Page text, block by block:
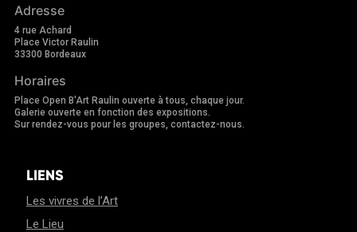
Adresse
4 rue Achard
Place Victor Raulin
33300 Bordeaux
Horaires
Place Open B'Art Raulin ouverte à tous, chaque jour.
Galerie ouverte en fonction des expositions.
Sur rendez-vous pour les groupes, contactez-nous.
LIENS
Les vivres de l’Art
Le Lieu